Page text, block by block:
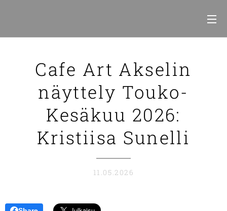
Cafe Art Akselin
näyttely Touko-
Kesäkuu 2026:
Kristiisa Sunelli
11.05.2026